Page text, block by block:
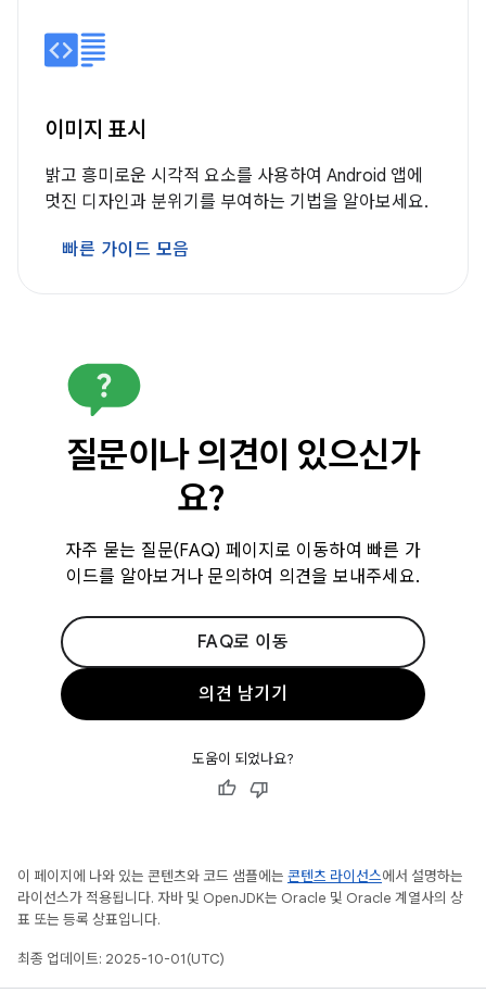
이미지 표시
밝고 흥미로운 시각적 요소를 사용하여 Android 앱에
멋진 디자인과 분위기를 부여하는 기법을 알아보세요.
빠른 가이드 모음
질문이나 의견이 있으신가
요?
자주 묻는 질문(FAQ) 페이지로 이동하여 빠른 가
이드를 알아보거나 문의하여 의견을 보내주세요.
FAQ로 이동
의견 남기기
도움이 되었나요?
이 페이지에 나와 있는 콘텐츠와 코드 샘플에는 콘텐츠 라이선스에서 설명하는
라이선스가 적용됩니다. 자바 및 OpenJDK는 Oracle 및 Oracle 계열사의 상
표 또는 등록 상표입니다.
최종 업데이트: 2025-10-01(UTC)